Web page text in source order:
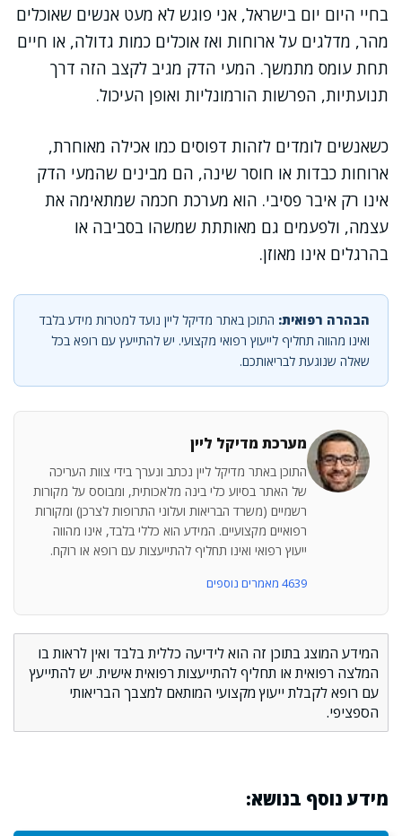
בחיי היום יום בישראל, אני פוגש לא מעט אנשים שאוכלים
מהר, מדלגים על ארוחות ואז אוכלים כמות גדולה, או חיים
תחת עומס מתמשך. המעי הדק מגיב לקצב הזה דרך
תנועתיות, הפרשות הורמונליות ואופן העיכול.
כשאנשים לומדים לזהות דפוסים כמו אכילה מאוחרת,
ארוחות כבדות או חוסר שינה, הם מבינים שהמעי הדק
אינו רק איבר פסיבי. הוא מערכת חכמה שמתאימה את
עצמה, ולפעמים גם מאותתת שמשהו בסביבה או
בהרגלים אינו מאוזן.
הבהרה רפואית: התוכן באתר מדיקל ליין נועד למטרות מידע בלבד
ואינו מהווה תחליף לייעוץ רפואי מקצועי. יש להתייעץ עם רופא בכל
שאלה שנוגעת לבריאותכם.
מערכת מדיקל ליין
התוכן באתר מדיקל ליין נכתב ונערך בידי צוות העריכה
של האתר בסיוע כלי בינה מלאכותית, ומבוסס על מקורות
רשמיים (משרד הבריאות ועלוני התרופות לצרכן) ומקורות
רפואיים מקצועיים. המידע הוא כללי בלבד, אינו מהווה
ייעוץ רפואי ואינו תחליף להתייעצות עם רופא או רוקח.
4639 מאמרים נוספים
המידע המוצג בתוכן זה הוא לידיעה כללית בלבד ואין לראות בו
המלצה רפואית או תחליף להתייעצות רפואית אישית. יש להתייעץ
עם רופא לקבלת ייעוץ מקצועי המותאם למצבך הבריאותי
הספציפי.
מידע נוסף בנושא: